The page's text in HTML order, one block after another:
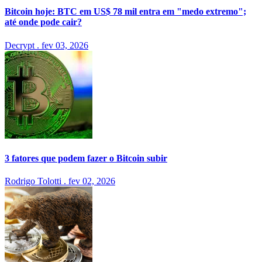
Bitcoin hoje: BTC em US$ 78 mil entra em "medo extremo";
até onde pode cair?
Decrypt . fev 03, 2026
3 fatores que podem fazer o Bitcoin subir
Rodrigo Tolotti . fev 02, 2026